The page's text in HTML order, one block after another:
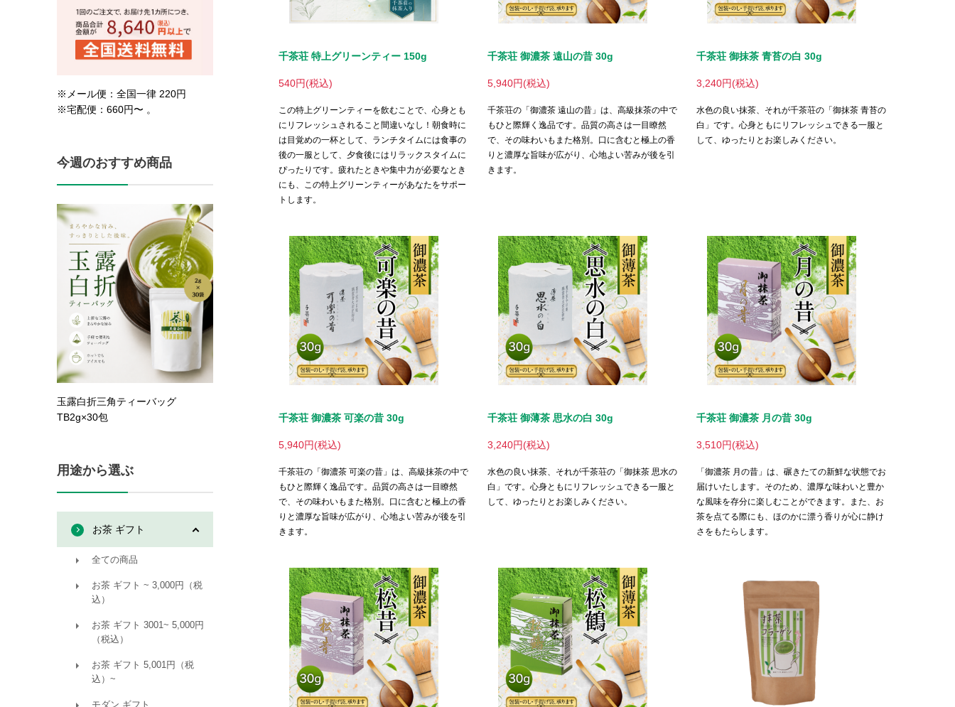
千茶荘 特上グリーンティー 150g
540円(税込)
この特上グリーンティーを飲むことで、心身とも
にリフレッシュされること間違いなし！朝食時に
は目覚めの一杯として、ランチタイムには食事の
後の一服として、夕食後にはリラックスタイムに
ぴったりです。疲れたときや集中力が必要なとき
にも、この特上グリーンティーがあなたをサポー
トします。
千茶荘 御濃茶 遠山の昔 30g
5,940円(税込)
千茶荘の「御濃茶 遠山の昔」は、高級抹茶の中で
もひと際輝く逸品です。品質の高さは一目瞭然
で、その味わいもまた格別。口に含むと極上の香
りと濃厚な旨味が広がり、心地よい苦みが後を引
きます。
千茶荘 御抹茶 青苔の白 30g
3,240円(税込)
水色の良い抹茶、それが千茶荘の「御抹茶 青苔の
白」です。心身ともにリフレッシュできる一服と
して、ゆったりとお楽しみください。
千茶荘 御濃茶 可楽の昔 30g
5,940円(税込)
千茶荘の「御濃茶 可楽の昔」は、高級抹茶の中で
もひと際輝く逸品です。品質の高さは一目瞭然
で、その味わいもまた格別。口に含むと極上の香
りと濃厚な旨味が広がり、心地よい苦みが後を引
きます。
千茶荘 御薄茶 思水の白 30g
3,240円(税込)
水色の良い抹茶、それが千茶荘の「御抹茶 思水の
白」です。心身ともにリフレッシュできる一服と
して、ゆったりとお楽しみください。
千茶荘 御濃茶 月の昔 30g
3,510円(税込)
「御濃茶 月の昔」は、碾きたての新鮮な状態でお
届けいたします。そのため、濃厚な味わいと豊か
な風味を存分に楽しむことができます。また、お
茶を点てる際にも、ほのかに漂う香りが心に静け
さをもたらします。